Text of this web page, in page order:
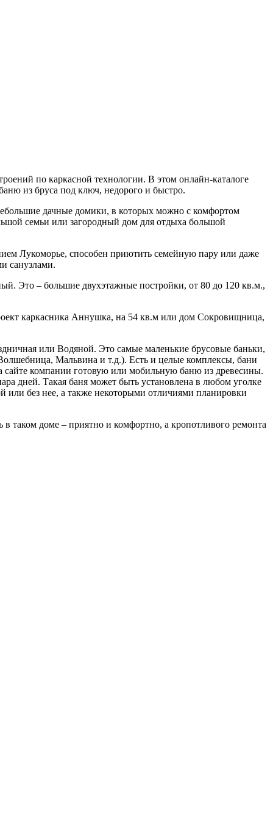
по каркасной технологии. В этом онлайн-каталоге
из бруса под ключ, недорого и быстро.
дачные домики, в которых можно с комфортом
семьи или загородный дом для отдыха большой
Лукоморье, способен приютить семейную пару или даже
санузлами.
Это – большие двухэтажные постройки, от 80 до 120 кв.м.,
каркасника Аннушка, на 54 кв.м или дом Сокровищница,
или Водяной. Это самые маленькие брусовые баньки,
Мальвина и т.д.). Есть и целые комплексы, бани
сайте компании готовую или мобильную баню из древесины.
дней. Такая баня может быть установлена в любом уголке
или без нее, а также некоторыми отличиями планировки
таком доме – приятно и комфортно, а кропотливого ремонта